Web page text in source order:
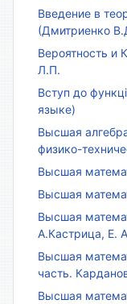
Введение в
(Дмитриенко
Вероятность и
Л.П.
Вступ до
языке)
Высшая
физико-
Высшая
Высшая
Высшая
А.Кастрица, Е.
Высшая
часть.
Высшая